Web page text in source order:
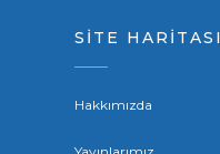
SİTE HARİTASI
Hakkımızda